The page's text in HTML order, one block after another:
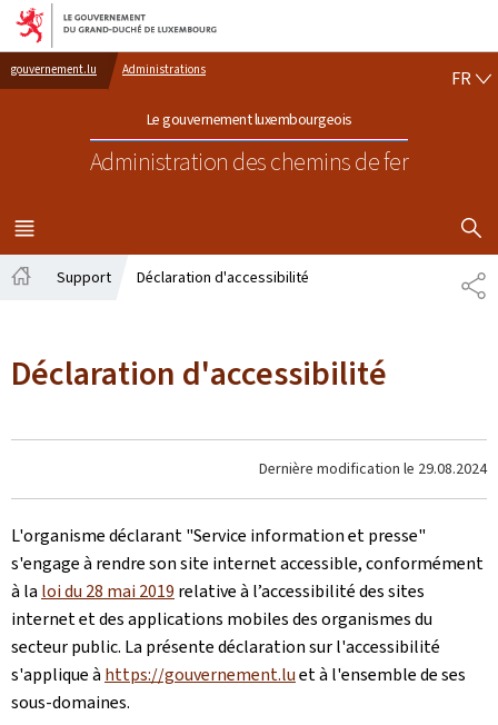
Aller au menu principal
Aller au contenu
gouvernement.lu Administrations
Le gouvernement luxembourgeois
Administration des chemins de fer
FR
MENU
PRINCIPAL
Support Déclaration d'accessibilité
Déclaration d'accessibilité
Dernière modification le 29.08.2024
L'organisme déclarant"Service information et presse"
s'engage à rendre son site internet accessible, conformément
à la loi du 28 mai 2019 relative à l’accessibilité des sites
internet et des applications mobiles des organismes du
secteur public. La présente déclaration sur l'accessibilité
s'applique à https://gouvernement.luet à l'ensemble de ses
sous-domaines.